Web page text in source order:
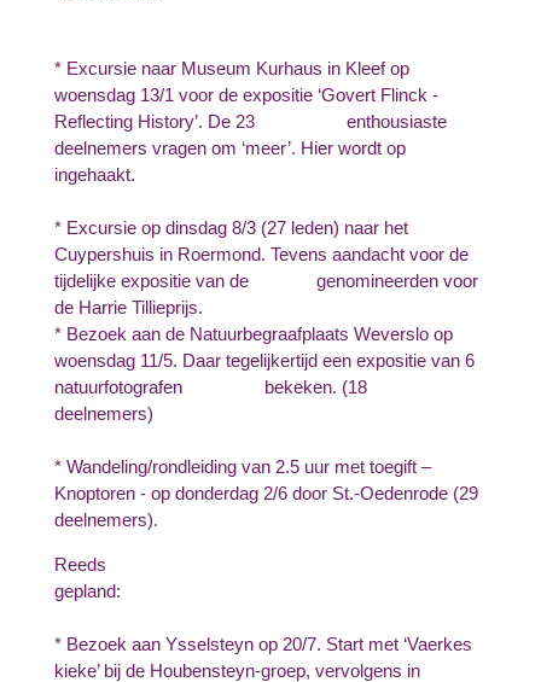
* Excursie naar Museum Kurhaus in Kleef op
woensdag 13/1 voor de expositie ‘Govert Flinck -
Reflecting History’. De 23 enthousiaste
deelnemers vragen om ‘meer’. Hier wordt op
ingehaakt.
* Excursie op dinsdag 8/3 (27 leden) naar het
Cuypershuis in Roermond. Tevens aandacht voor de
tijdelijke expositie van de genomineerden voor
de Harrie Tillieprijs.
* Bezoek aan de Natuurbegraafplaats Weverslo op
woensdag 11/5. Daar tegelijkertijd een expositie van 6
natuurfotografen bekeken. (18
deelnemers)
* Wandeling/rondleiding van 2.5 uur met toegift –
Knoptoren - op donderdag 2/6 door St.-Oedenrode (29
deelnemers).
Reeds
gepland:
* Bezoek aan Ysselsteyn op 20/7. Start met ‘Vaerkes
kieke’ bij de Houbensteyn-groep, vervolgens in